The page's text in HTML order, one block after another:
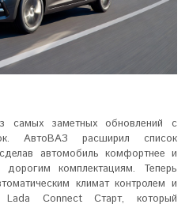
самых заметных обновлений с
АвтоВАЗ расширил список
автомобиль комфортнее и
комплектациям. Теперь
климат контролем и
Lada Connect Старт, который